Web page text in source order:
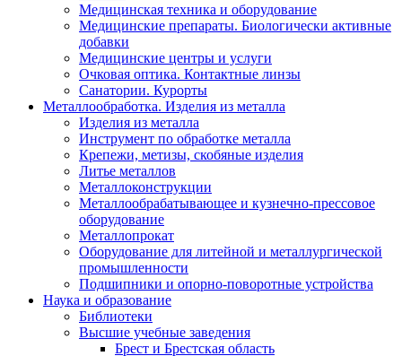
Медицинская техника и оборудование
Медицинские препараты. Биологически активные
добавки
Медицинские центры и услуги
Очковая оптика. Контактные линзы
Санатории. Курорты
Металлообработка. Изделия из металла
Изделия из металла
Инструмент по обработке металла
Крепежи, метизы, скобяные изделия
Литье металлов
Металлоконструкции
Металлообрабатывающее и кузнечно-прессовое
оборудование
Металлопрокат
Оборудование для литейной и металлургической
промышленности
Подшипники и опорно-поворотные устройства
Наука и образование
Библиотеки
Высшие учебные заведения
Брест и Брестская область